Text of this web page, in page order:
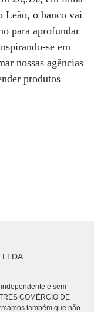
Leão, o banco vai
para aprofundar
se em
nossas agências
produtos
e sem
COMÉRCIO DE
também que não